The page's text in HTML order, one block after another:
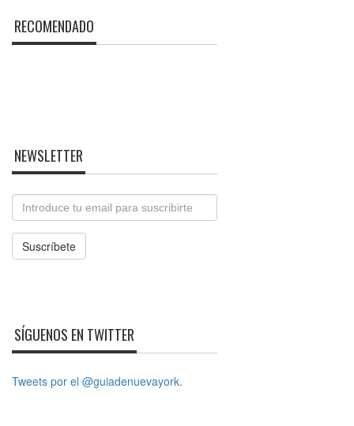
RECOMENDADO
NEWSLETTER
Email
Suscríbete
SÍGUENOS EN TWITTER
Tweets por el @guiadenuevayork.